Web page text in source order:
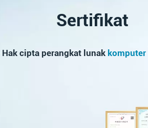
Sertifikat
Hak cipta perangkat lunak komputer